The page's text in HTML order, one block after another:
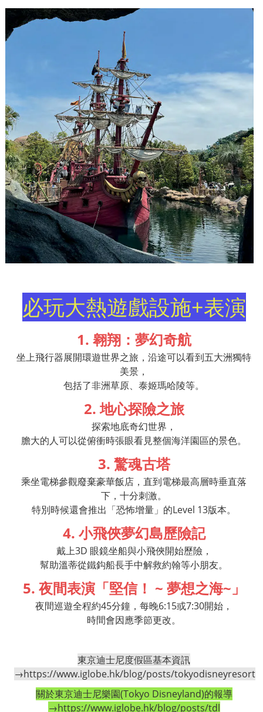
必玩大熱遊戲設施+表演
1. 翱翔：夢幻奇航
坐上飛行器展開環遊世界之旅，沿途可以看到五大洲獨特
美景，
包括了非洲草原、泰姬瑪哈陵等。
2. 地心探險之旅
探索地底奇幻世界，
膽大的人可以從俯衝時張眼看見整個海洋園區的景色。
3. 驚魂古塔
乘坐電梯參觀廢棄豪華飯店，直到電梯最高層時垂直落
下，十分刺激。
特別時候還會推出「恐怖增量」的Level 13版本。
4. 小飛俠夢幻島歷險記
戴上3D 眼鏡坐船與小飛俠開始歷險，
幫助溫蒂從鐵鈎船長手中解救約翰等小朋友。
5. 夜間表演「堅信！ ~ 夢想之海~」
夜間巡遊全程約45分鐘，每晚6:15或7:30開始，
時間會因應季節更改。
東京迪士尼度假區基本資訊
→https://www.iglobe.hk/blog/posts/tokyodisneyresort
關於東京迪士尼樂園(Tokyo Disneyland)的報導
→https://www.iglobe.hk/blog/posts/tdl